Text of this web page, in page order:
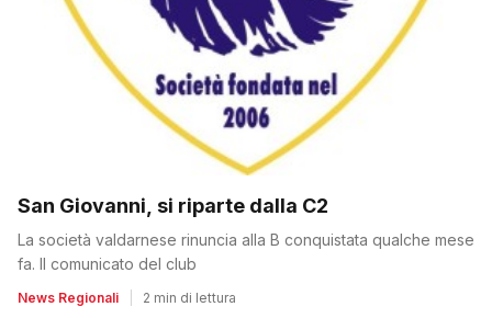
San Giovanni, si riparte dalla C2
La società valdarnese rinuncia alla B conquistata qualche mese
fa. Il comunicato del club
News Regionali 2 min di lettura